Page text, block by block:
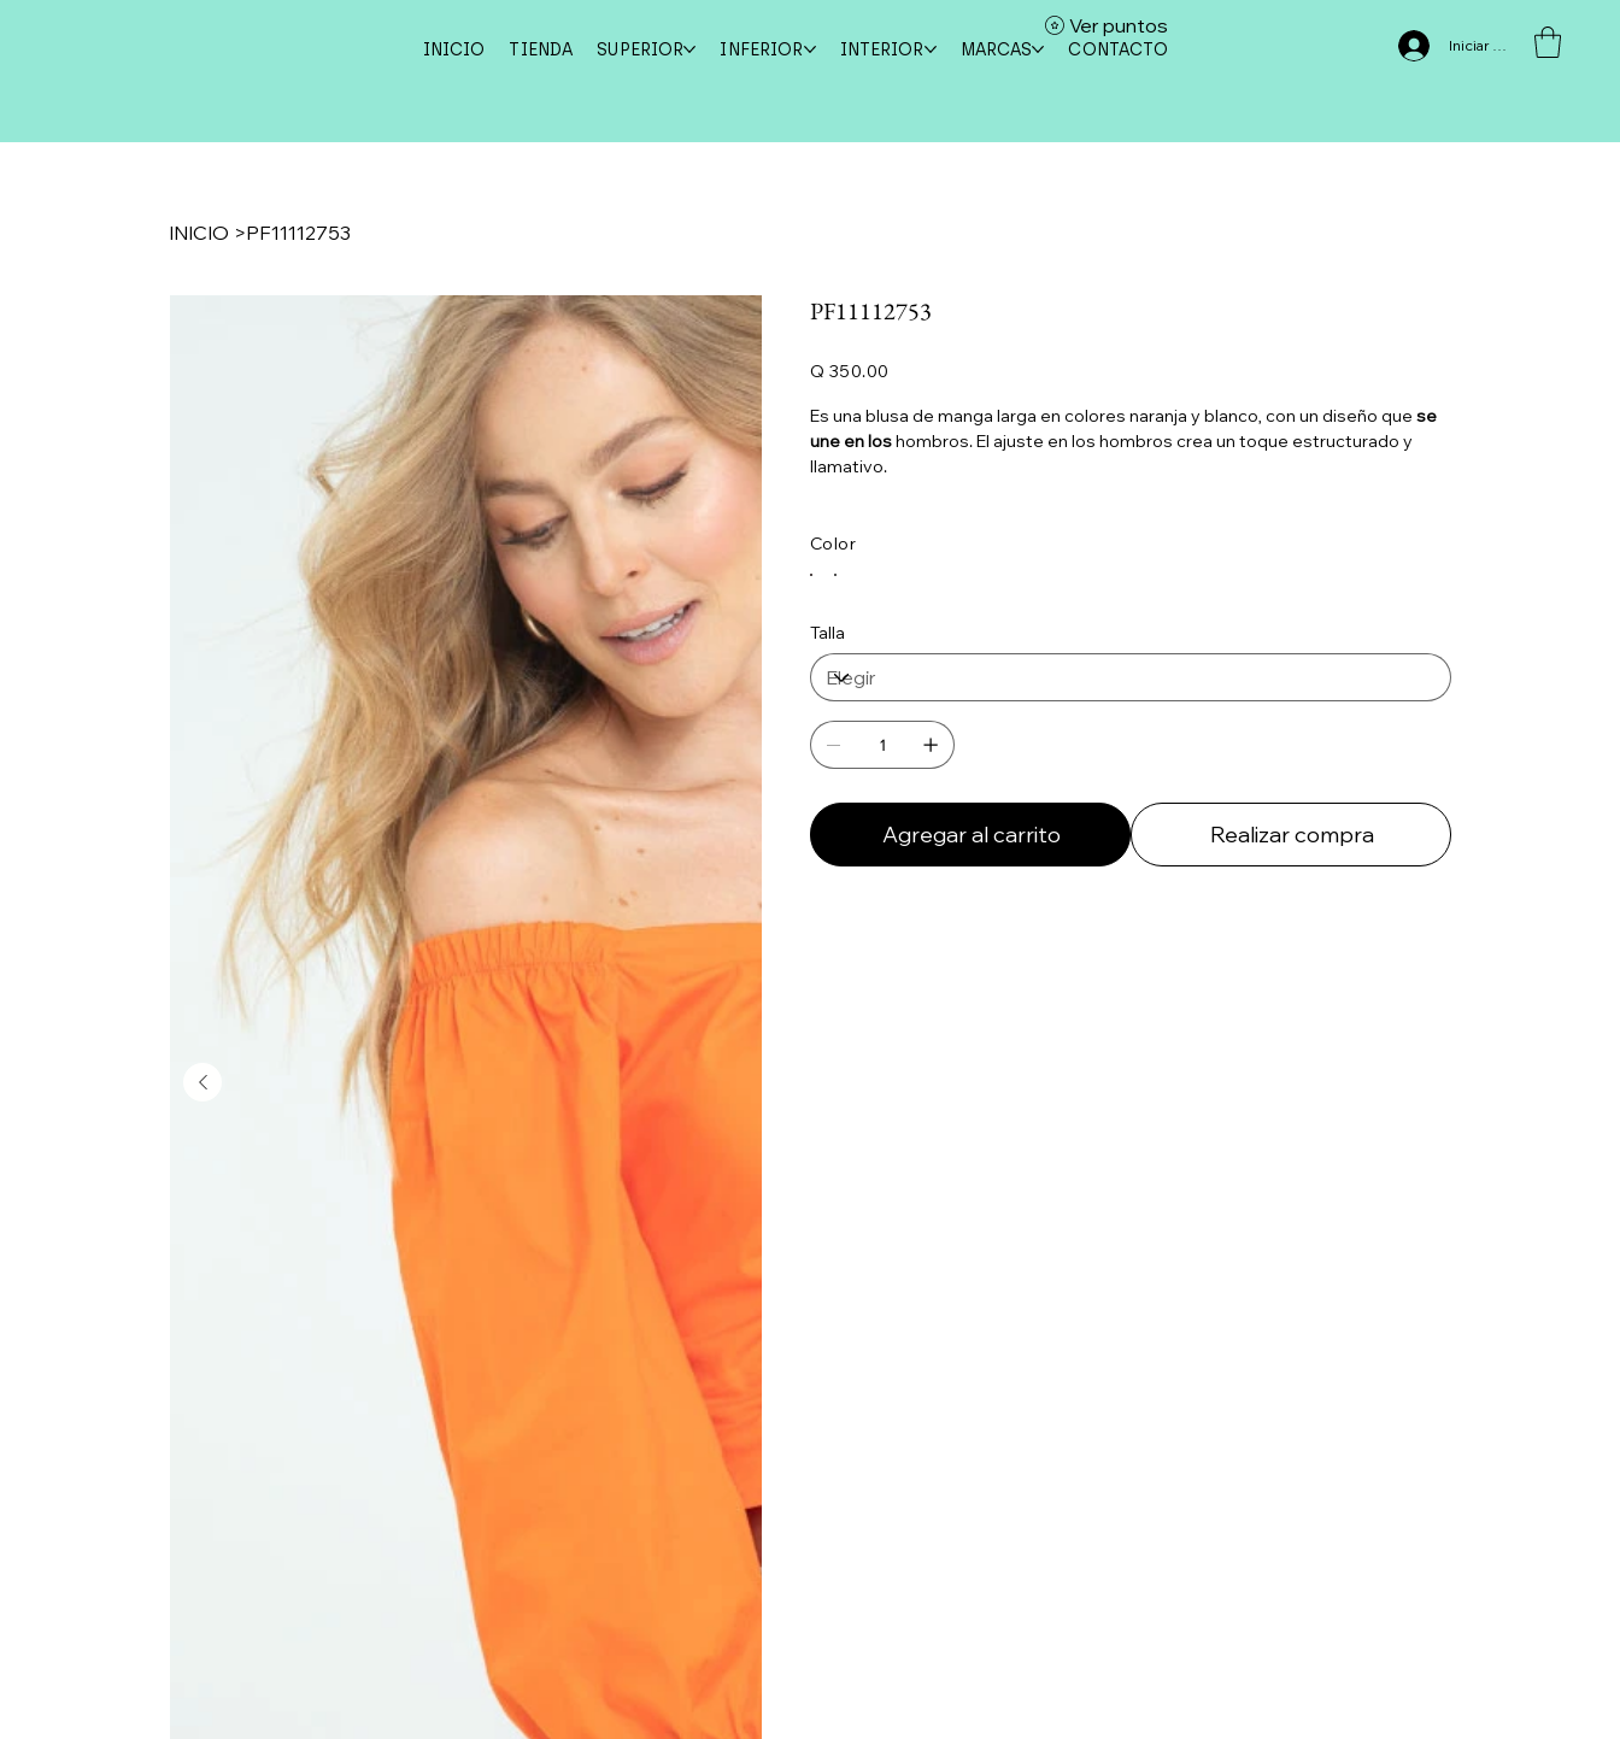
INICIO TIENDA SUPERIOR INFERIOR INTERIOR MARCAS CONTACTO Iniciar sesión
Ver puntos
INICIO >PF11112753
PF11112753
Q 350.00
Es una blusa de manga larga en colores naranja y blanco, con un diseño que se
une en loshombros. El ajuste en los hombros crea un toque estructurado y
llamativo.
Color
Talla
Agregar al carrito Realizar compra